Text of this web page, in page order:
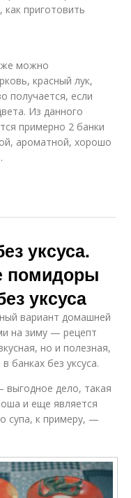
как приготовить
можно
красный лук,
получается, если
Из данного
примерно 2 банки
ароматной, хорошо
уксуса.
помидоры
уксуса
вариант домашней
на зиму — рецепт
но и полезная,
банках без уксуса.
дело, такая
и еще является
супа, к примеру, —